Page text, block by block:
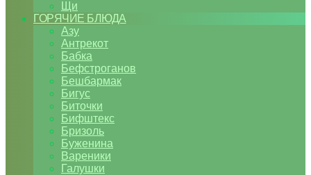
Щи
ГОРЯЧИЕ БЛЮДА
Азу
Антрекот
Бабка
Бефстроганов
Бешбармак
Бигус
Биточки
Бифштекс
Бризоль
Буженина
Вареники
Галушки